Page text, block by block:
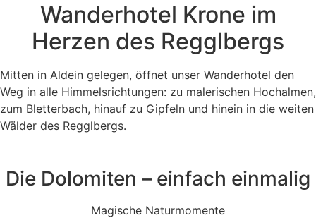
Wanderhotel Krone im
Herzen des Regglbergs
Mitten in Aldein gelegen, öffnet unser Wanderhotel den
Weg in alle Himmelsrichtungen: zu malerischen Hochalmen,
zum Bletterbach, hinauf zu Gipfeln und hinein in die weiten
Wälder des Regglbergs.
Die Dolomiten – einfach einmalig
Magische Naturmomente